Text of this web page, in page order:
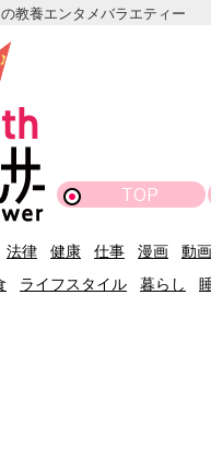
教養エンタメバラエティー
TOP
法律 健康 仕事 漫画 動画
ライフスタイル 暮らし